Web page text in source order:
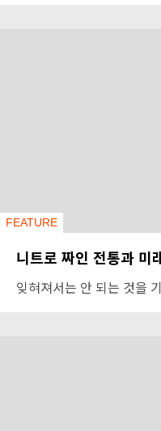
FEATURE
니트로 짜인 전통과
잊혀져서는 안 되는 것을